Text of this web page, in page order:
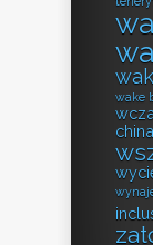
wake